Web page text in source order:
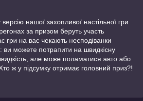
нашої захопливої настільної гри
за призом беруть участь
на вас чекають несподіванки
ви можете потрапити на швидкісну
але може поламатися авто або
ж у підсумку отримає головний приз?!